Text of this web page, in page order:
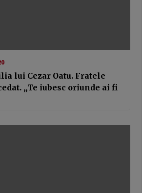
lui Cezar Oatu. Fratele
„Te iubesc oriunde ai fi